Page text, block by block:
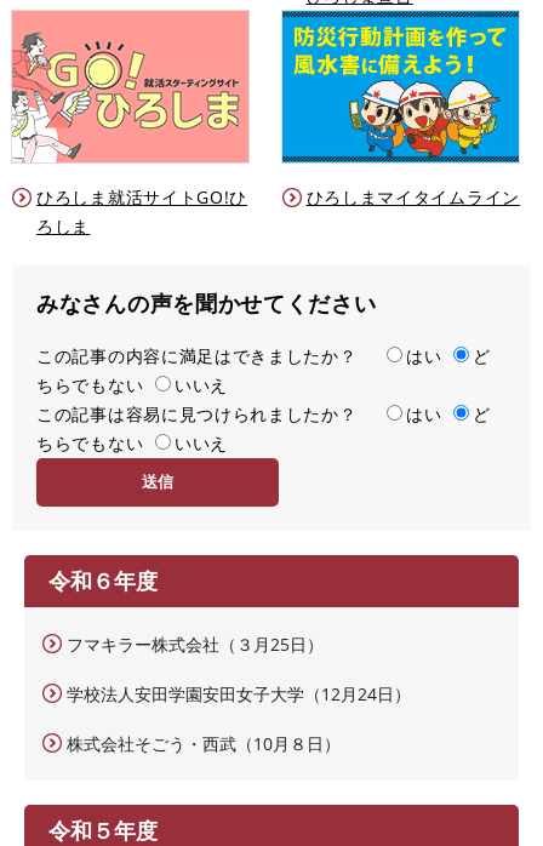
ひろしま就活サイトGO!ひ
ろしま
ひろしまマイタイムライン
みなさんの声を聞かせてください
満
足
度
この記事の内容に満足はできましたか？ はい
ど
ちらでもない
いいえ
容
易
この記事は容易に見つけられましたか？ はい
ど
ちらでもない
いいえ
令和６年度
フマキラー株式会社（３月25日）
学校法人安田学園安田女子大学（12月24日）
株式会社そごう・西武（10月８日）
令和５年度